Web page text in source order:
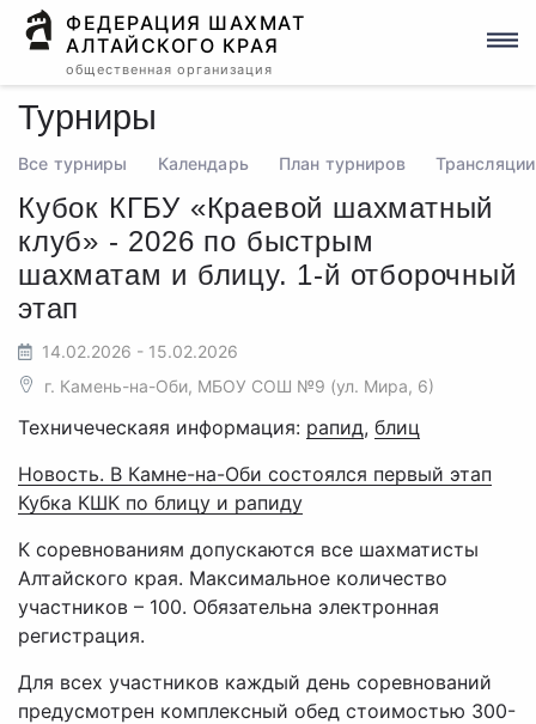
ФЕДЕРАЦИЯ ШАХМАТ
АЛТАЙСКОГО КРАЯ
общественная организация
Турниры
Все турниры Календарь План турниров Трансляции
Кубок КГБУ «Краевой шахматный
клуб» - 2026 по быстрым
шахматам и блицу. 1-й отборочный
этап
14.02.2026 - 15.02.2026
г. Камень-на-Оби, МБОУ СОШ №9 (ул. Мира, 6)
Техничеческаяя информация: рапид, блиц
Новость. В Камне-на-Оби состоялся первый этап
Кубка КШК по блицу и рапиду
К соревнованиям допускаются все шахматисты
Алтайского края. Максимальное количество
участников – 100. Обязательна электронная
регистрация.
Для всех участников каждый день соревнований
предусмотрен комплексный обед стоимостью 300-